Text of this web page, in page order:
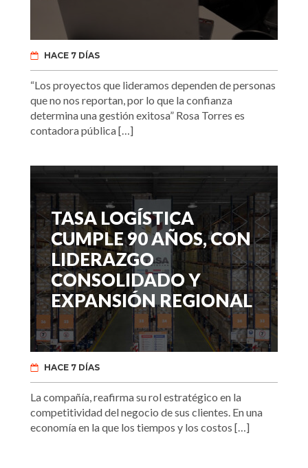
HACE 7 DÍAS
“Los proyectos que lideramos dependen de personas
que no nos reportan, por lo que la confianza
determina una gestión exitosa” Rosa Torres es
contadora pública […]
TASA LOGÍSTICA
CUMPLE 90 AÑOS, CON
LIDERAZGO
CONSOLIDADO Y
EXPANSIÓN REGIONAL
HACE 7 DÍAS
La compañía, reafirma su rol estratégico en la
competitividad del negocio de sus clientes. En una
economía en la que los tiempos y los costos […]